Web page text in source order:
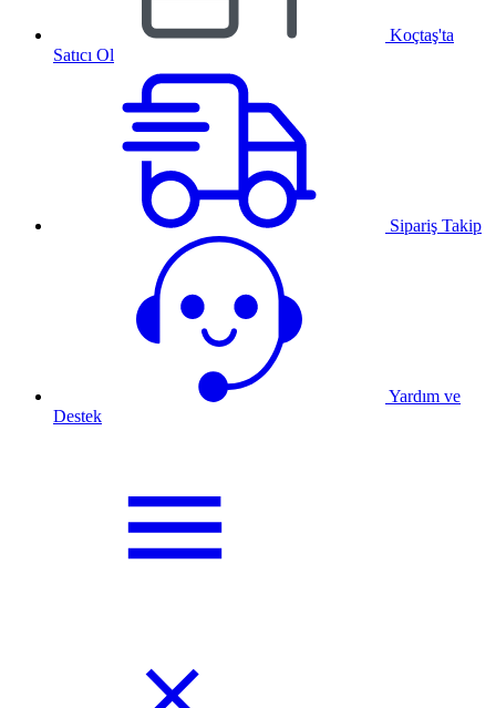
Koçtaş'ta
Satıcı Ol
Sipariş Takip
Yardım ve
Destek